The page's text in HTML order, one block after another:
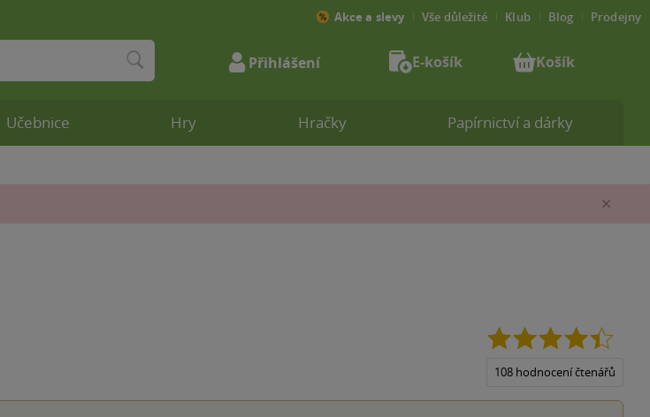
5
108 hodnocení čtenářů
Učebnice Hry Hračky Papírnictví a dárky
Akce a slevy Vše důležité Klub Blog Prodejny
Přihlášení E-košík Košík